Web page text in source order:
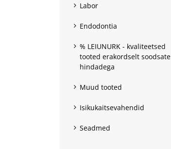
Labor
Endodontia
% LEIUNURK - kvaliteetsed
tooted erakordselt soodsate
hindadega
Muud tooted
Isikukaitsevahendid
Seadmed